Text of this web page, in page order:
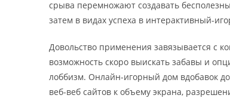
срыва перемножают создавать
затем в видах успеха в интерактивный-
Довольство применения завязывается с
возможность скоро выискать забавы и
лоббизм. Онлайн-игорный дом вдобавок
веб-веб сайтов к объему экрана,